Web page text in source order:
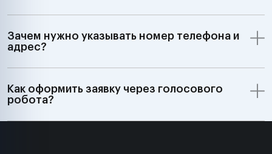
Зачем нужно указывать номер телефона и
адрес?
Как оформить заявку через голосового
робота?